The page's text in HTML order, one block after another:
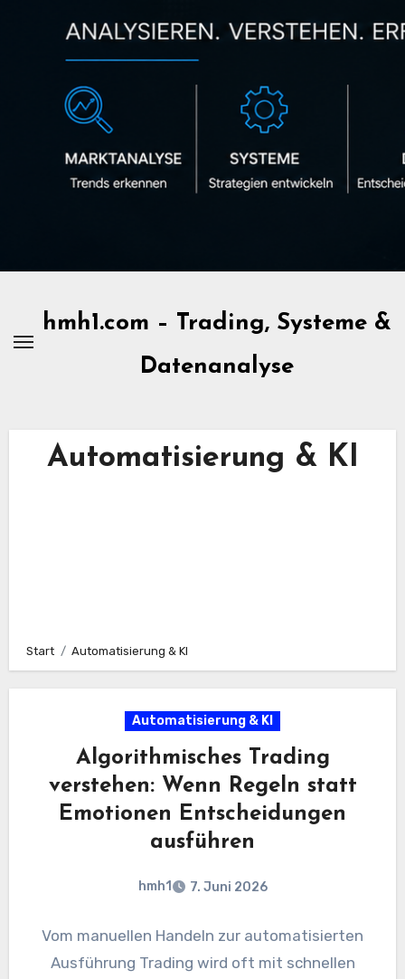
hmh1.com – Trading, Systeme &
Datenanalyse
Automatisierung & KI
Start Automatisierung & KI
Automatisierung & KI
Algorithmisches Trading
verstehen: Wenn Regeln statt
Emotionen Entscheidungen
ausführen
hmh1 7. Juni 2026
Vom manuellen Handeln zur automatisierten
Ausführung Trading wird oft mit schnellen